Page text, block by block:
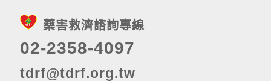
藥害救濟諮詢專線
02-2358-4097
tdrf@tdrf.org.tw